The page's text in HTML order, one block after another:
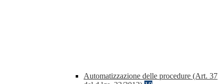
Automatizzazione delle procedure (Art. 37